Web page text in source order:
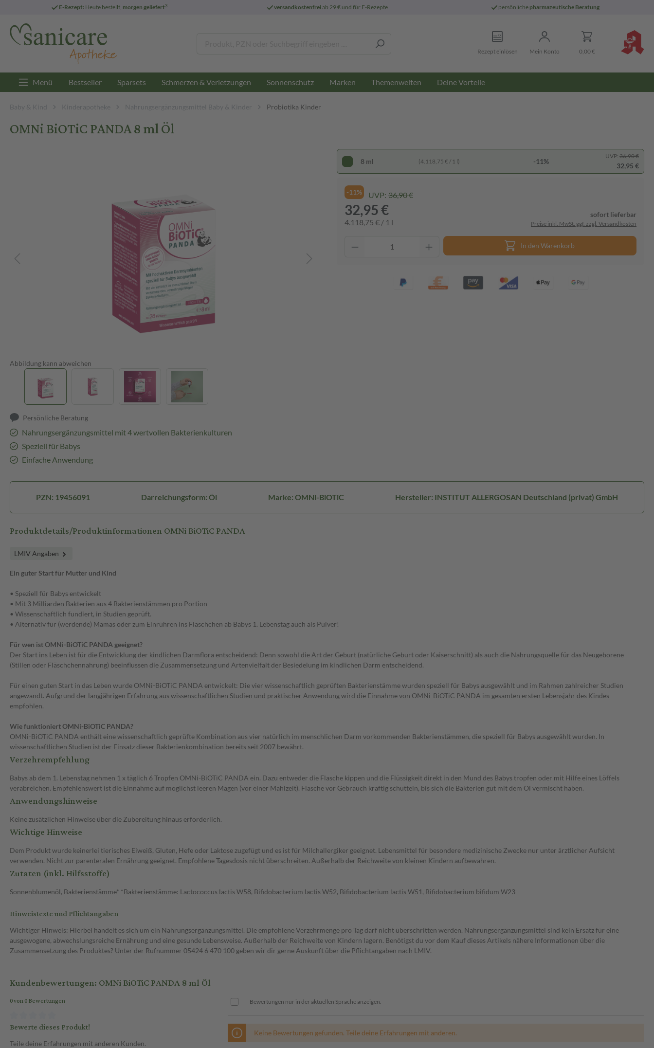
E-Rezept: Heute bestellt, morgen geliefert3 versandkostenfreiab 29 € und für E-Rezepte persönliche pharmazeutische Beratung
Rezept einlösen Mein Konto 0,00 €
Menü Bestseller Sparsets Schmerzen & Verletzungen Sonnenschutz Marken Themenwelten Deine Vorteile
Baby & Kind Kinderapotheke Nahrungsergänzungsmittel Baby & Kinder Probiotika Kinder
OMNi BiOTiC PANDA 8 ml Öl
Abbildung kann abweichen
Persönliche Beratung
Nahrungsergänzungsmittel mit 4 wertvollen Bakterienkulturen
Speziell für Babys
Einfache Anwendung
8 ml (4.118,75 € / 1 l) -11%
UVP: 36,90 €
32,95 €
-11% UVP: 36,90 €
32,95 €
4.118,75 € / 1 l
sofort lieferbar
Preise inkl. MwSt. ggf. zzgl. Versandkosten
In den Warenkorb
PZN: 19456091 Darreichungsform: Öl Marke: OMNi-BiOTiC Hersteller: INSTITUT ALLERGOSAN Deutschland (privat) GmbH
Produktdetails/Produktinformationen OMNi BiOTiC PANDA
LMIV Angaben
Ein guter Start für Mutter und Kind
• Speziell für Babys entwickelt
• Mit 3 Milliarden Bakterien aus 4 Bakterienstämmen pro Portion
• Wissenschaftlich fundiert, in Studien geprüft.
• Alternativ für (werdende) Mamas oder zum Einrühren ins Fläschchen ab Babys 1. Lebenstag auch als Pulver!
Für wen ist OMNi-BiOTiC PANDA geeignet?
Der Start ins Leben ist für die Entwicklung der kindlichen Darmflora entscheidend: Denn sowohl die Art der Geburt (natürliche Geburt oder Kaiserschnitt) als auch die Nahrungsquelle für das Neugeborene
(Stillen oder Fläschchennahrung) beeinflussen die Zusammensetzung und Artenvielfalt der Besiedelung im kindlichen Darm entscheidend.
Für einen guten Start in das Leben wurde OMNi-BiOTiC PANDA entwickelt: Die vier wissenschaftlich geprüften Bakterienstämme wurden speziell für Babys ausgewählt und im Rahmen zahlreicher Studien
angewandt. Aufgrund der langjährigen Erfahrung aus wissenschaftlichen Studien und praktischer Anwendung wird die Einnahme von OMNi-BiOTiC PANDA im gesamten ersten Lebensjahr des Kindes
empfohlen.
Wie funktioniert OMNi-BiOTiC PANDA?
OMNi-BiOTiC PANDA enthält eine wissenschaftlich geprüfte Kombination aus vier natürlich im menschlichen Darm vorkommenden Bakterienstämmen, die speziell für Babys ausgewählt wurden. In
wissenschaftlichen Studien ist der Einsatz dieser Bakterienkombination bereits seit 2007 bewährt.
Verzehrempfehlung
Babys ab dem 1. Lebenstag nehmen 1 x täglich 6 Tropfen OMNi-BiOTiC PANDA ein. Dazu entweder die Flasche kippen und die Flüssigkeit direkt in den Mund des Babys tropfen oder mit Hilfe eines Löffels
verabreichen. Empfehlenswert ist die Einnahme auf möglichst leeren Magen (vor einer Mahlzeit). Flasche vor Gebrauch kräftig schütteln, bis sich die Bakterien gut mit dem Öl vermischt haben.
Anwendungshinweise
Keine zusätzlichen Hinweise über die Zubereitung hinaus erforderlich.
Wichtige Hinweise
Dem Produkt wurde keinerlei tierisches Eiweiß, Gluten, Hefe oder Laktose zugefügt und es ist für Milchallergiker geeignet. Lebensmittel für besondere medizinische Zwecke nur unter ärztlicher Aufsicht
verwenden. Nicht zur parenteralen Ernährung geeignet. Empfohlene Tagesdosis nicht überschreiten. Außerhalb der Reichweite von kleinen Kindern aufbewahren.
Zutaten (inkl. Hilfsstoffe)
Sonnenblumenöl, Bakterienstämme* *Bakterienstämme: Lactococcus lactis W58, Bifidobacterium lactis W52, Bifidobacterium lactis W51, Bifidobacterium bifidum W23
Hinweistexte und Pflichtangaben
Wichtiger Hinweis: Hierbei handelt es sich um ein Nahrungsergänzungsmittel. Die empfohlene Verzehrmenge pro Tag darf nicht überschritten werden. Nahrungsergänzungsmittel sind kein Ersatz für eine
ausgewogene, abwechslungsreiche Ernährung und eine gesunde Lebensweise. Außerhalb der Reichweite von Kindern lagern. Benötigst du vor dem Kauf dieses Artikels nähere Informationen über die
Zusammensetzung des Produktes? Unter der Rufnummer 05424 6 470 100 geben wir dir gerne Auskunft über die Pflichtangaben nach LMIV.
Kundenbewertungen: OMNi BiOTiC PANDA 8 ml Öl
0 von 0 Bewertungen
Bewerte dieses Produkt!
Teile deine Erfahrungen mit anderen Kunden.
Bewertungen nur in der aktuellen Sprache anzeigen.
Keine Bewertungen gefunden. Teile deine Erfahrungen mit anderen.